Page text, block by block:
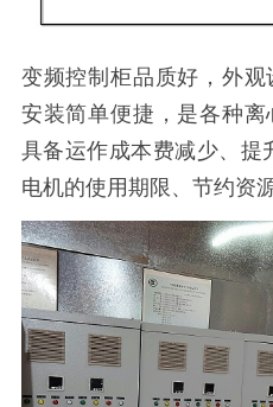
变频控制柜品质好，外观
安装简单便捷，是各种
具备运作成本费减少、提
电机的使用期限、节约资